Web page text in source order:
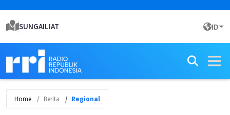
SUNGAILIAT ID
Home Berita Regional